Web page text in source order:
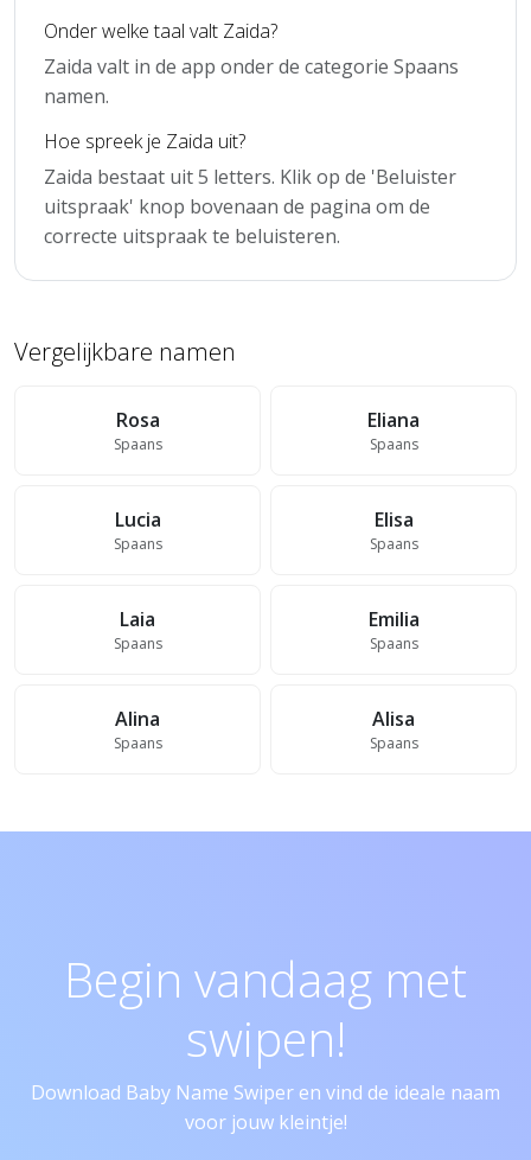
Onder welke taal valt Zaida?
Zaida valt in de app onder de categorie Spaans
namen.
Hoe spreek je Zaida uit?
Zaida bestaat uit 5 letters. Klik op de 'Beluister
uitspraak' knop bovenaan de pagina om de
correcte uitspraak te beluisteren.
Vergelijkbare namen
Rosa
Spaans
Eliana
Spaans
Lucia
Spaans
Elisa
Spaans
Laia
Spaans
Emilia
Spaans
Alina
Spaans
Alisa
Spaans
Begin vandaag met
swipen!
Download Baby Name Swiper en vind de ideale naam
voor jouw kleintje!